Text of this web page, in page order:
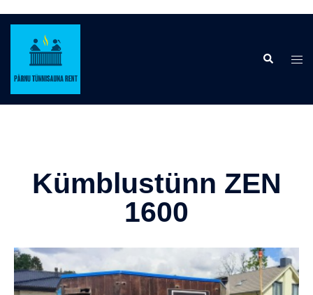
Kümblustünn ZEN
1600